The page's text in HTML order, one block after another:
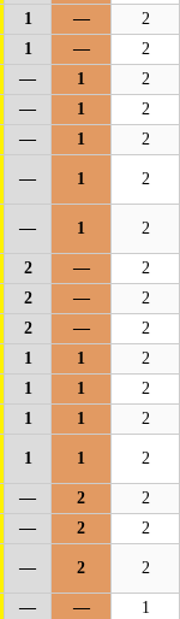
1 —
2
1 —
2
— 1
2
— 1
2
— 1 2
— 1 2
— 1 2
2 —
2
2 —
2
2 —
2
1 1
2
1 1
2
1 1 2
1 1 2
— 2
2
— 2 2
— 2 2
— — 1